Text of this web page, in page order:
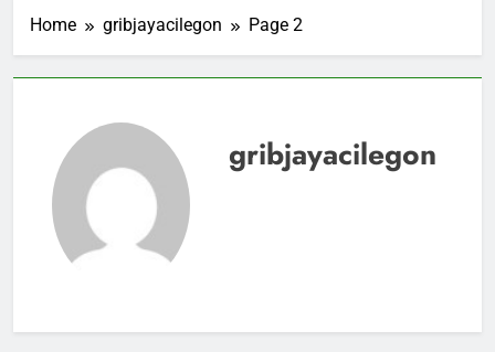
Home gribjayacilegon Page 2
gribjayacilegon